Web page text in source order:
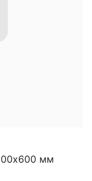
мм